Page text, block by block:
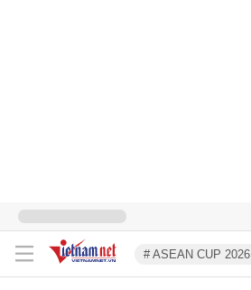
# ASEAN CUP 2026